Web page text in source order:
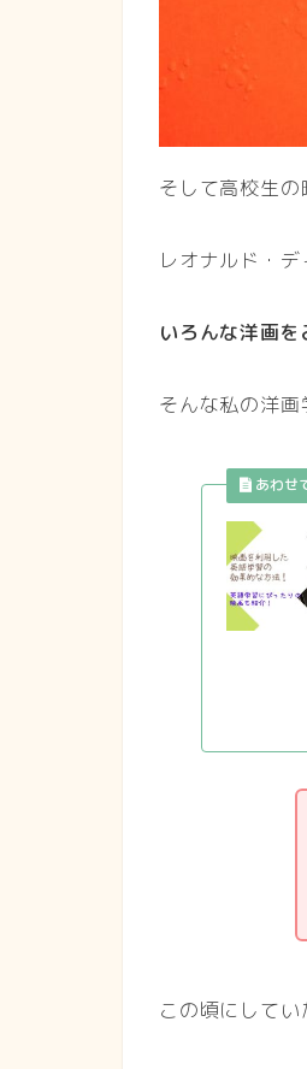
そして高校生の
レオナルド・
いろんな洋画
そんな私の洋画
この頃にしてい